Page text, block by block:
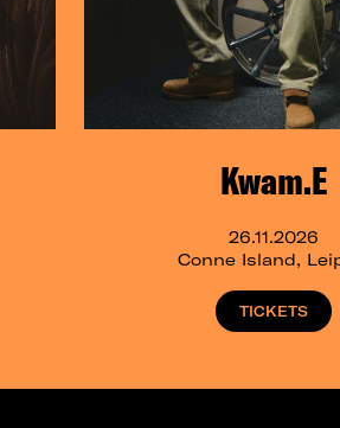
Kwam.E
26.11.2026
Conne Island,
TICKETS